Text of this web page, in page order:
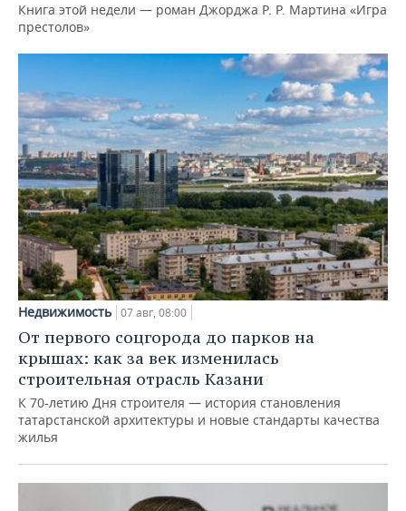
Книга этой недели — роман Джорджа Р. Р. Мартина «Игра
престолов»
Недвижимость 07 авг, 08:00
От первого соцгорода до парков на
крышах: как за век изменилась
строительная отрасль Казани
К 70-летию Дня строителя — история становления
татарстанской архитектуры и новые стандарты качества
жилья